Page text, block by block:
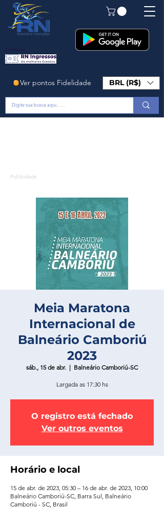
Em Breve!
Ver pontos Fidelidade BRL (R$)
Publicidade
Meia Maratona
Internacional de
Balneário Camboriú
2023
sáb., 15 de abr.
  |
Balneário Camboriú-SC
Largada as 17:30 hs
O registro está fechado
Ver outros eventos
Horário e local
15 de abr. de 2023, 05:30 – 16 de abr. de 2023, 10:00
Balneário Camboriú-SC, Barra Sul, Balneário
Camboriú - SC, Brasil